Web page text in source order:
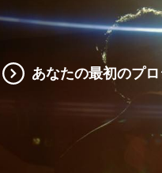
あなたの最初のプ